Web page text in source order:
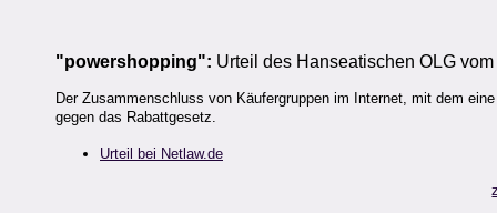
"powershopping": Urteil des Hanseatischen OLG
Der Zusammenschluss von Käufergruppen im Internet, mit dem
gegen das Rabattgesetz.
Urteil bei Netlaw.de